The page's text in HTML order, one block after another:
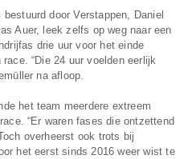
door Verstappen, Daniel
Auer, leek zelfs op weg naar een
drie uur voor het einde
“Die 24 uur voelden eerlijk
na afloop.
het team meerdere extreem
“Er waren fases die ontzettend
overheerst ook trots bij
het eerst sinds 2016 weer wist te